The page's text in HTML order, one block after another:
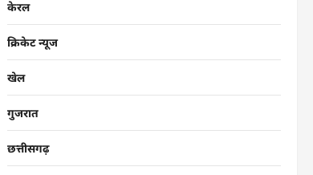
केरल
क्रिकेट न्यूज
खेल
गुजरात
छत्तीसगढ़